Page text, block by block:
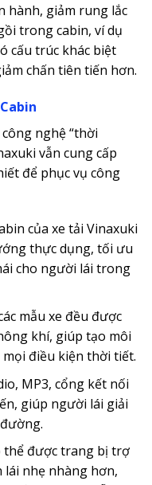
hành, giảm rung lắc
trong cabin, ví dụ
cấu trúc khác biệt
chấn tiên tiến hơn.
nghệ “thời
vẫn cung cấp
để phục vụ công
của xe tải Vinaxuki
thực dụng, tối ưu
cho người lái trong
mẫu xe đều được
khí, giúp tạo môi
điều kiện thời tiết.
MP3, cổng kết nối
giúp người lái giải
được trang bị trợ
lái nhẹ nhàng hơn,